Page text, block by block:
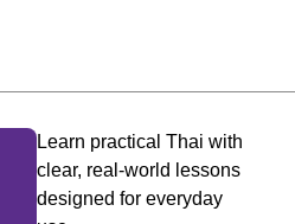
Learn practical Thai with
clear, real-world lessons
designed for everyday